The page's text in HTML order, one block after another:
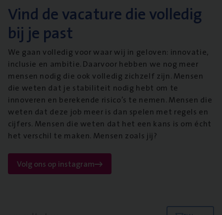
Vind de vacature die volledig
bij je past
We gaan volledig voor waar wij in geloven: innovatie,
inclusie en ambitie. Daarvoor hebben we nog meer
mensen nodig die ook volledig zichzelf zijn. Mensen
die weten dat je stabiliteit nodig hebt om te
innoveren en berekende risico’s te nemen. Mensen die
weten dat deze job meer is dan spelen met regels en
cijfers. Mensen die weten dat het een kans is om écht
het verschil te maken. Mensen zoals jij?
Volg ons op instagram